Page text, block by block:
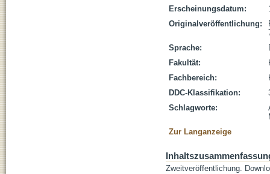
Erscheinungsdatum:
Originalveröffentlichung:
Sprache:
Fakultät:
Fachbereich:
DDC-Klassifikation:
Schlagworte:
Zur Langanzeige
Zweitveröffentlichung.